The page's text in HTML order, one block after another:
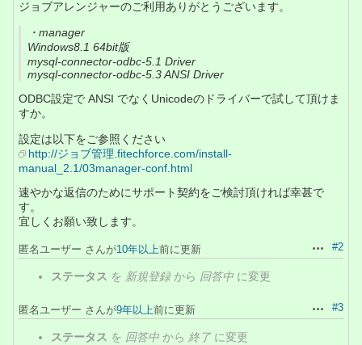
ジョブアレンジャーのご利用ありがとうございます。
・manager
Windows8.1 64bit版
mysql-connector-odbc-5.1 Driver
mysql-connector-odbc-5.3 ANSI Driver
ODBC設定で ANSI でなくUnicodeのドライバーで試して頂けま
すか。
設定は以下をご参照ください
http://ジョブ管理.fitechforce.com/install-
manual_2.1/03manager-conf.html
速やかな返信のためにサポート契約をご検討頂ければ幸甚で
す。
宜しくお願い致します。
操作#2
匿名ユーザー さんが10年以上前に更新
ステータス を 新規登録から 回答中 に変更
操作#3
匿名ユーザー さんが9年以上前に更新
ステータス を 回答中 から 終了 に変更